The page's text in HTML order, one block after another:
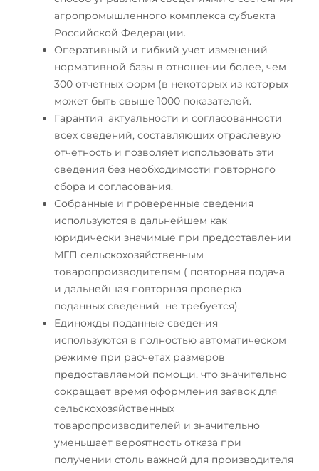
агропромышленного комплекса субъекта
Российской Федерации.
Оперативный и гибкий учет изменений
нормативной базы в отношении более, чем
300 отчетных форм (в некоторых из которых
может быть свыше 1000 показателей.
Гарантия актуальности и согласованности
всех сведений, составляющих отраслевую
отчетность и позволяет использовать эти
сведения без необходимости повторного
сбора и согласования.
Собранные и проверенные сведения
используются в дальнейшем как
юридически значимые при предоставлении
МГП сельскохозяйственным
товаропроизводителям ( повторная подача
и дальнейшая повторная проверка
поданных сведений не требуется).
Единожды поданные сведения
используются в полностью автоматическом
режиме при расчетах размеров
предоставляемой помощи, что значительно
сокращает время оформления заявок для
сельскохозяйственных
товаропроизводителей и значительно
уменьшает вероятность отказа при
получении столь важной для производителя